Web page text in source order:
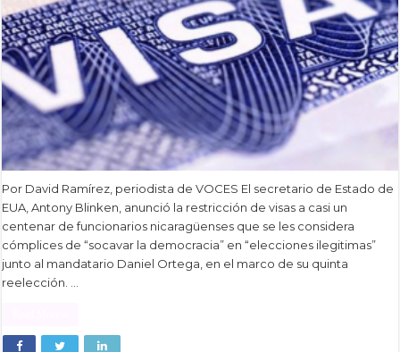
Por David Ramírez, periodista de VOCES El secretario de Estado de
EUA, Antony Blinken, anunció la restricción de visas a casi un
centenar de funcionarios nicaragüenses que se les considera
cómplices de “socavar la democracia” en “elecciones ilegitimas”
junto al mandatario Daniel Ortega, en el marco de su quinta
reelección. …